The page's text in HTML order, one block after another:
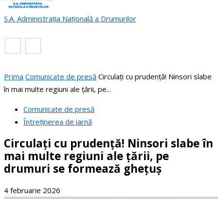
S.A. Administrația Națională a Drumurilor
Prima Comunicate de presă Circulați cu prudență! Ninsori slabe
în mai multe regiuni ale țării, pe...
Comunicate de presă
Întreținerea de iarnă
Circulați cu prudență! Ninsori slabe în
mai multe regiuni ale țării, pe
drumuri se formează ghețuș
4 februarie 2026